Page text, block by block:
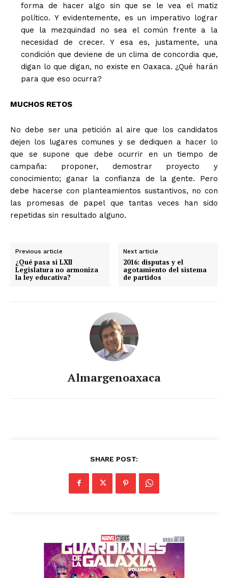
forma de hacer algo sin que se le vea el matiz
político. Y evidentemente, es un imperativo lograr
que la mezquindad no sea el común frente a la
necesidad de crecer. Y esa es, justamente, una
condición que deviene de un clima de concordia que,
digan lo que digan, no existe en Oaxaca. ¿Qué harán
para que eso ocurra?
MUCHOS RETOS
No debe ser una petición al aire que los candidatos
dejen los lugares comunes y se dediquen a hacer lo
que se supone que debe ocurrir en un tiempo de
campaña: proponer, demostrar proyecto y
conocimiento; ganar la confianza de la gente. Pero
debe hacerse con planteamientos sustantivos, no con
las promesas de papel que tantas veces han sido
repetidas sin resultado alguno.
Previous article
¿Qué pasa si LXII
Legislatura no armoniza
la ley educativa?
Next article
2016: disputas y el
agotamiento del sistema
de partidos
Almargenoaxaca
SHARE POST: